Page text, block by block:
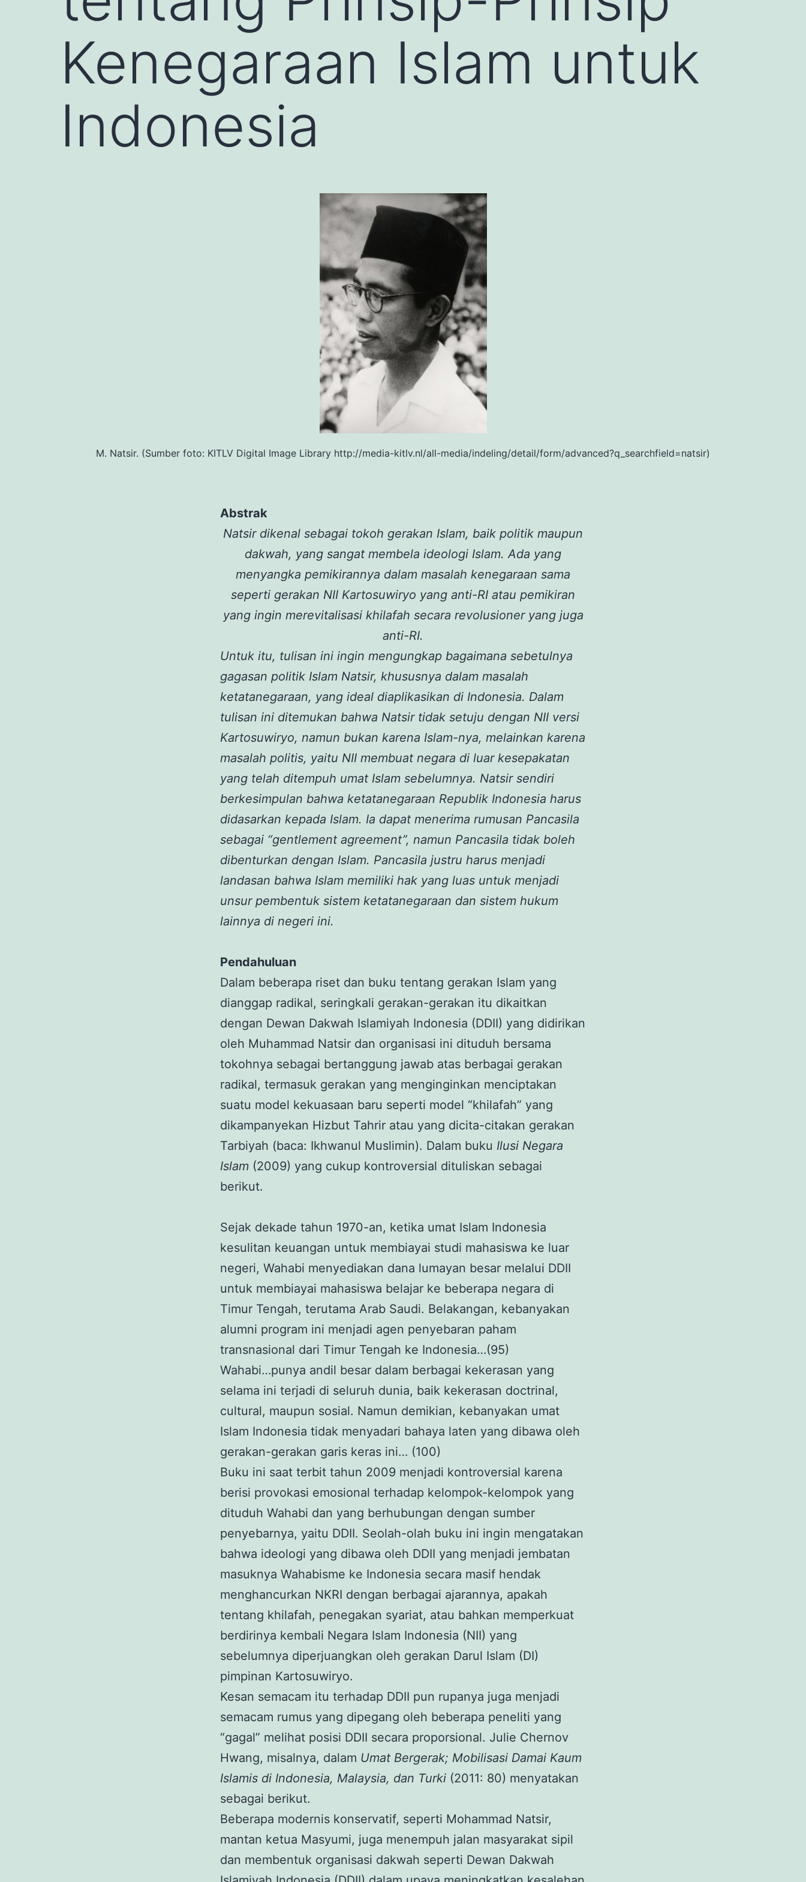
Kenegaraan Islam untuk
Indonesia
M. Natsir. (Sumber foto: KITLV Digital Image Library http://media-kitlv.nl/all-media/indeling/detail/form/advanced?q_searchfield=natsir)
Abstrak
Natsir dikenal sebagai tokoh gerakan Islam, baik politik maupun
dakwah, yang sangat membela ideologi Islam. Ada yang
menyangka pemikirannya dalam masalah kenegaraan sama
seperti gerakan NII Kartosuwiryo yang anti-RI atau pemikiran
yang ingin merevitalisasi khilafah secara revolusioner yang juga
anti-RI.
Untuk itu, tulisan ini ingin mengungkap bagaimana sebetulnya
gagasan politik Islam Natsir, khususnya dalam masalah
ketatanegaraan, yang ideal diaplikasikan di Indonesia. Dalam
tulisan ini ditemukan bahwa Natsir tidak setuju dengan NII versi
Kartosuwiryo, namun bukan karena Islam-nya, melainkan karena
masalah politis, yaitu NII membuat negara di luar kesepakatan
yang telah ditempuh umat Islam sebelumnya. Natsir sendiri
berkesimpulan bahwa ketatanegaraan Republik Indonesia harus
didasarkan kepada Islam. Ia dapat menerima rumusan Pancasila
sebagai “gentlement agreement”, namun Pancasila tidak boleh
dibenturkan dengan Islam. Pancasila justru harus menjadi
landasan bahwa Islam memiliki hak yang luas untuk menjadi
unsur pembentuk sistem ketatanegaraan dan sistem hukum
lainnya di negeri ini.
Pendahuluan
Dalam beberapa riset dan buku tentang gerakan Islam yang
dianggap radikal, seringkali gerakan-gerakan itu dikaitkan
dengan Dewan Dakwah Islamiyah Indonesia (DDII) yang didirikan
oleh Muhammad Natsir dan organisasi ini dituduh bersama
tokohnya sebagai bertanggung jawab atas berbagai gerakan
radikal, termasuk gerakan yang menginginkan menciptakan
suatu model kekuasaan baru seperti model “khilafah” yang
dikampanyekan Hizbut Tahrir atau yang dicita-citakan gerakan
Tarbiyah (baca: Ikhwanul Muslimin). Dalam buku Ilusi Negara
Islam (2009) yang cukup kontroversial dituliskan sebagai
berikut.
Sejak dekade tahun 1970-an, ketika umat Islam Indonesia
kesulitan keuangan untuk membiayai studi mahasiswa ke luar
negeri, Wahabi menyediakan dana lumayan besar melalui DDII
untuk membiayai mahasiswa belajar ke beberapa negara di
Timur Tengah, terutama Arab Saudi. Belakangan, kebanyakan
alumni program ini menjadi agen penyebaran paham
transnasional dari Timur Tengah ke Indonesia…(95)
Wahabi…punya andil besar dalam berbagai kekerasan yang
selama ini terjadi di seluruh dunia, baik kekerasan doctrinal,
cultural, maupun sosial. Namun demikian, kebanyakan umat
Islam Indonesia tidak menyadari bahaya laten yang dibawa oleh
gerakan-gerakan garis keras ini… (100)
Buku ini saat terbit tahun 2009 menjadi kontroversial karena
berisi provokasi emosional terhadap kelompok-kelompok yang
dituduh Wahabi dan yang berhubungan dengan sumber
penyebarnya, yaitu DDII. Seolah-olah buku ini ingin mengatakan
bahwa ideologi yang dibawa oleh DDII yang menjadi jembatan
masuknya Wahabisme ke Indonesia secara masif hendak
menghancurkan NKRI dengan berbagai ajarannya, apakah
tentang khilafah, penegakan syariat, atau bahkan memperkuat
berdirinya kembali Negara Islam Indonesia (NII) yang
sebelumnya diperjuangkan oleh gerakan Darul Islam (DI)
pimpinan Kartosuwiryo.
Kesan semacam itu terhadap DDII pun rupanya juga menjadi
semacam rumus yang dipegang oleh beberapa peneliti yang
“gagal” melihat posisi DDII secara proporsional. Julie Chernov
Hwang, misalnya, dalam Umat Bergerak; Mobilisasi Damai Kaum
Islamis di Indonesia, Malaysia, dan Turki (2011: 80) menyatakan
sebagai berikut.
Beberapa modernis konservatif, seperti Mohammad Natsir,
mantan ketua Masyumi, juga menempuh jalan masyarakat sipil
dan membentuk organisasi dakwah seperti Dewan Dakwah